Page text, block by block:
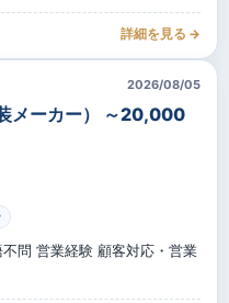
詳細を見る →
2026/08/05
メーカー） ～20,000
問 営業経験 顧客対応・営業